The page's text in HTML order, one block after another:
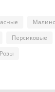
Персиковые
Розы